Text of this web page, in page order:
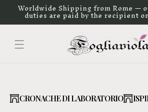
direttamente
ai contenuti
Worldwide Shipping from Rome —
duties are paid by the recipient
CRONACHE DI LABORATORIO